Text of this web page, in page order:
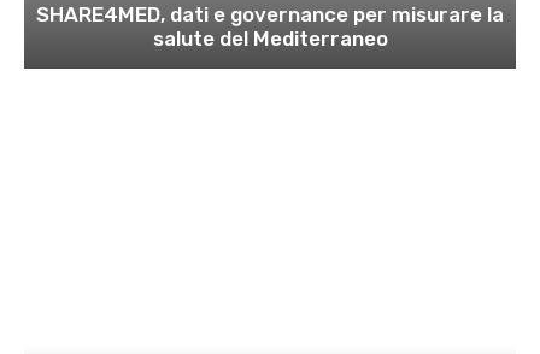
SHARE4MED, dati e governance per misurare la
salute del Mediterraneo